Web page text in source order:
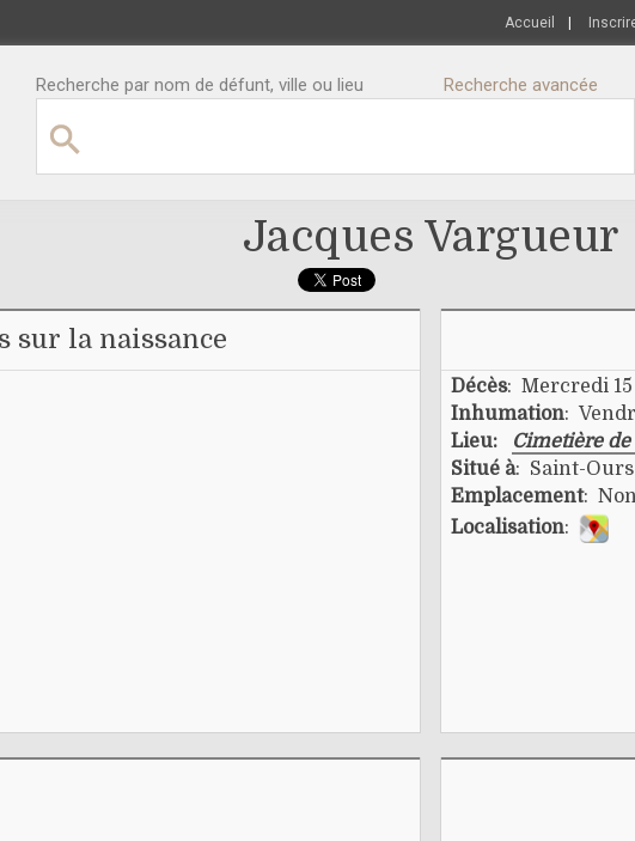
Accueil
Recherche par nom de défunt, ville ou lieu Recherche avancée
Jacques Vargueur
sur la naissance
Décès: Mercredi 15
Inhumation:
Lieu:
Cimetière
Situé à: Saint-Ours
Emplacement:
Localisation: